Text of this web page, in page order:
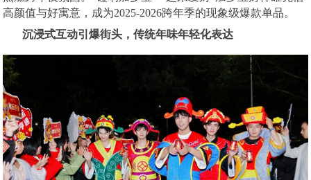
高颜值与好寓意，成为2025-2026跨年季的现象级爆款单品。
沉浸式互动引爆街头，传统年味年轻化表达